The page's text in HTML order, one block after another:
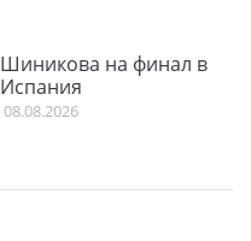
Шиникова на финал в
Испания
08.08.2026